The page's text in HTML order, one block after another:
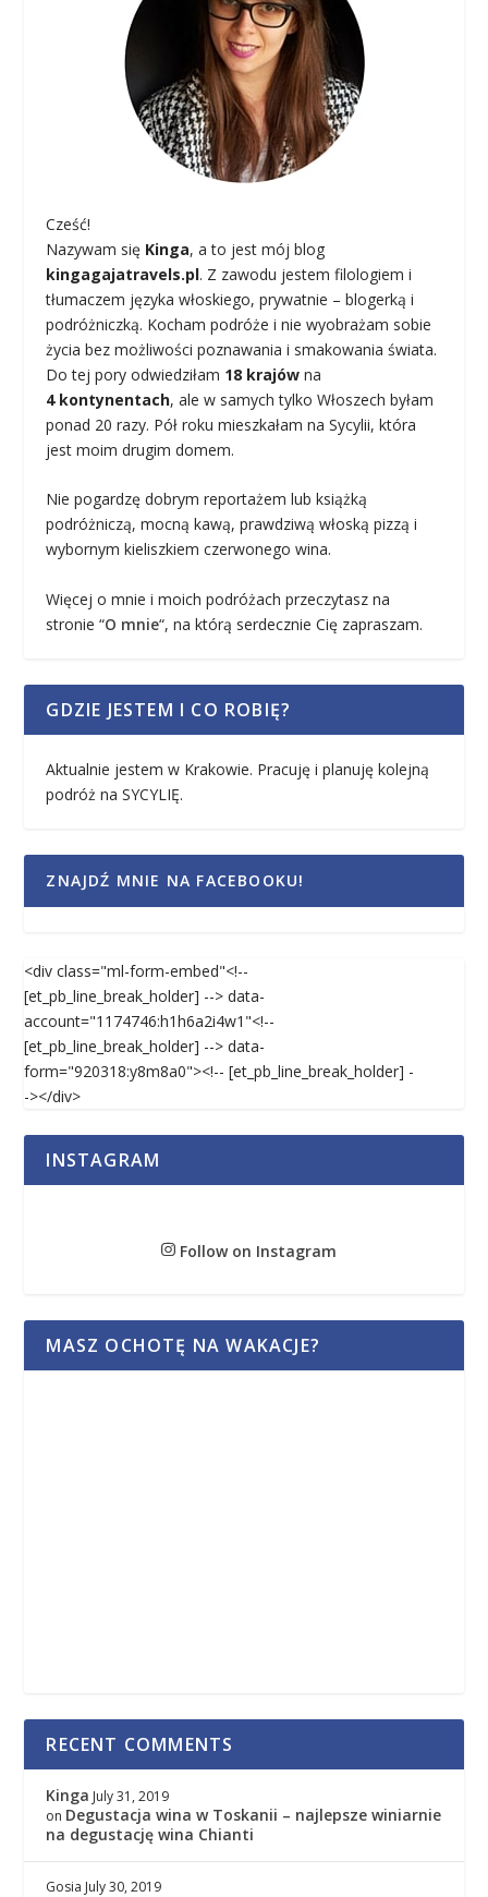
Cześć!
Nazywam się Kinga, a to jest mój blog
kingagajatravels.pl. Z zawodu jestem filologiem i
tłumaczem języka włoskiego, prywatnie – blogerką i
podróżniczką. Kocham podróże i nie wyobrażam sobie
życia bez możliwości poznawania i smakowania świata.
Do tej pory odwiedziłam 18 krajów na
4 kontynentach, ale w samych tylko Włoszech byłam
ponad 20 razy. Pół roku mieszkałam na Sycylii, która
jest moim drugim domem.
Nie pogardzę dobrym reportażem lub książką
podróżniczą, mocną kawą, prawdziwą włoską pizzą i
wybornym kieliszkiem czerwonego wina.
Więcej o mnie i moich podróżach przeczytasz na
stronie “O mnie“, na którą serdecznie Cię zapraszam.
GDZIE JESTEM I CO ROBIĘ?
Aktualnie jestem w Krakowie. Pracuję i planuję kolejną
podróż na SYCYLIĘ.
ZNAJDŹ MNIE NA FACEBOOKU!
<div class="ml-form-embed"<!--
[et_pb_line_break_holder] --> data-
account="1174746:h1h6a2i4w1"<!--
[et_pb_line_break_holder] --> data-
form="920318:y8m8a0"><!-- [et_pb_line_break_holder] -
-></div>
INSTAGRAM
Follow on Instagram
MASZ OCHOTĘ NA WAKACJE?
RECENT COMMENTS
Kinga July 31, 2019
on Degustacja wina w Toskanii – najlepsze winiarnie
na degustację wina Chianti
Gosia July 30, 2019